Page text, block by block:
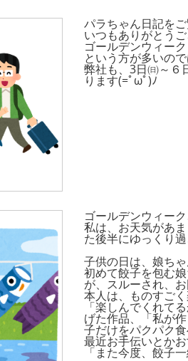
パラちゃん日記を
いつもありがとう
ゴールデンウィー
という方が多いの
弊社も、3日㈰～６
ります(=ﾟωﾟ)ﾉ
ゴールデンウィー
私は、お天気があ
た後半にゆっくり
子供の日は、娘ち
初めて餃子を包む
が、スルーされ、
本人は、ものすご
「楽しんでくれて
げた作品、「私が
子だけをパクパク
最近お手伝いとか
「また今度、餃子